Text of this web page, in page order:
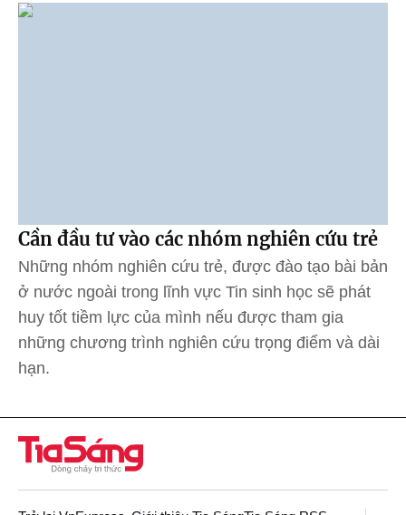
Cần đầu tư vào các nhóm nghiên cứu trẻ
Những nhóm nghiên cứu trẻ, được đào tạo bài bản
ở nước ngoài trong lĩnh vực Tin sinh học sẽ phát
huy tốt tiềm lực của mình nếu được tham gia
những chương trình nghiên cứu trọng điểm và dài
hạn.